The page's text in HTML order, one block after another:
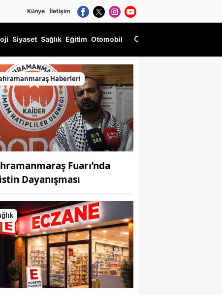
Künye İletişim
Siyaset Sağlık Eğitim Otomobil
Haberleri
Fuarı’nda
Dayanışması